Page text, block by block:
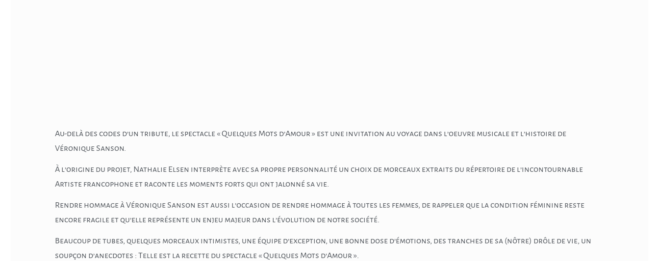
Au-delà des codes d’un tribute, le spectacle « Quelques Mots d’Amour » est une invitation au voyage dans l’oeuvre musicale et l’histoire de
Véronique Sanson.
À l’origine du projet, Nathalie Elsen interprète avec sa propre personnalité un choix de morceaux extraits du répertoire de l’incontournable
Artiste francophone et raconte les moments forts qui ont jalonné sa vie.
Rendre hommage à Véronique Sanson est aussi l’occasion de rendre hommage à toutes les femmes, de rappeler que la condition féminine reste
encore fragile et qu’elle représente un enjeu majeur dans l’évolution de notre société.
Beaucoup de tubes, quelques morceaux intimistes, une équipe d’exception, une bonne dose d’émotions, des tranches de sa (nôtre) drôle de vie, un
soupçon d’anecdotes : Telle est la recette du spectacle « Quelques Mots d’Amour ».